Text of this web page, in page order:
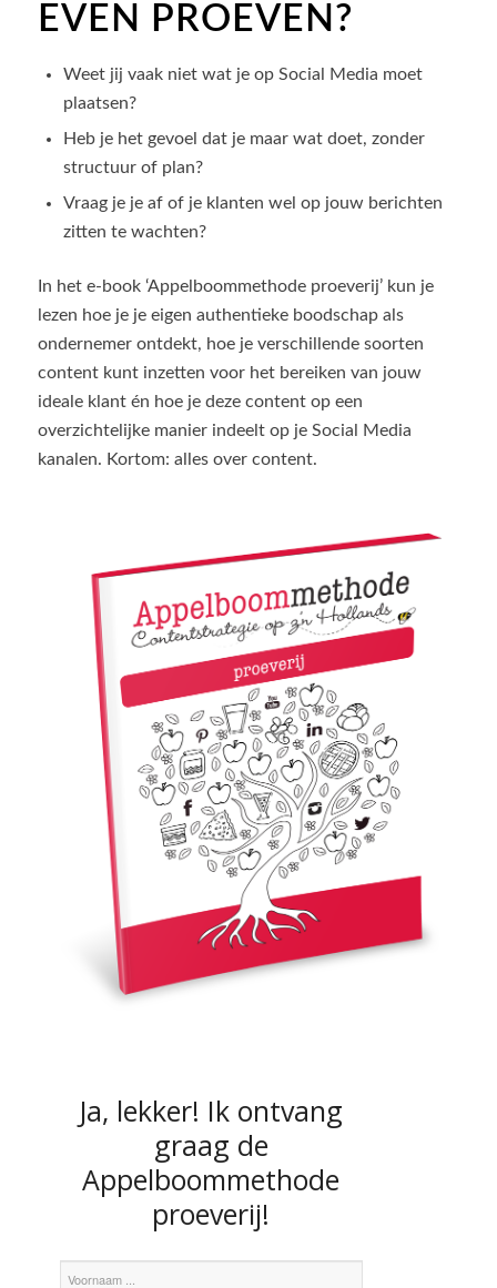
EVEN PROEVEN?
Weet jij vaak niet wat je op Social Media moet
plaatsen?
Heb je het gevoel dat je maar wat doet, zonder
structuur of plan?
Vraag je je af of je klanten wel op jouw berichten
zitten te wachten?
In het e-book ‘Appelboommethode proeverij’ kun je
lezen hoe je je eigen authentieke boodschap als
ondernemer ontdekt, hoe je verschillende soorten
content kunt inzetten voor het bereiken van jouw
ideale klant én hoe je deze content op een
overzichtelijke manier indeelt op je Social Media
kanalen. Kortom: alles over content.
Ja, lekker! Ik ontvang
graag de
Appelboommethode
proeverij!